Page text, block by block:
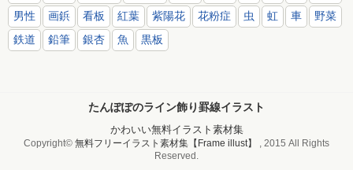
男性
画鋲 看板 紅葉 紫陽花 花粉症 虫 虹 車
野菜
鉄道
鉛筆 銀杏 魚 黒板
たんぽぽのライン飾り罫線イラスト
かわいい無料イラスト素材集
Copyright© 無料フリーイラスト素材集【Frame illust】
, 2015 All Rights
Reserved.